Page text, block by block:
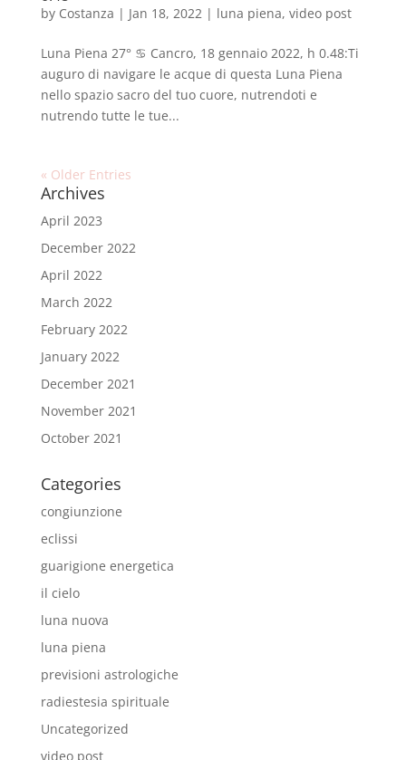
by Costanza | Jan 18, 2022| luna piena, video post
Luna Piena 27° ♋️ Cancro, 18 gennaio 2022, h 0.48:Ti
auguro di navigare le acque di questa Luna Piena
nello spazio sacro del tuo cuore, nutrendoti e
nutrendo tutte le tue...
« Older Entries
Archives
April 2023
December 2022
April 2022
March 2022
February 2022
January 2022
December 2021
November 2021
October 2021
Categories
congiunzione
eclissi
guarigione energetica
il cielo
luna nuova
luna piena
previsioni astrologiche
radiestesia spirituale
Uncategorized
video post